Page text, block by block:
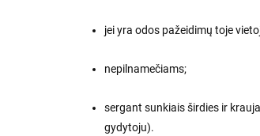
jei yra odos pažeidimų toje
nepilnamečiams;
sergant sunkiais širdies ir
gydytoju).